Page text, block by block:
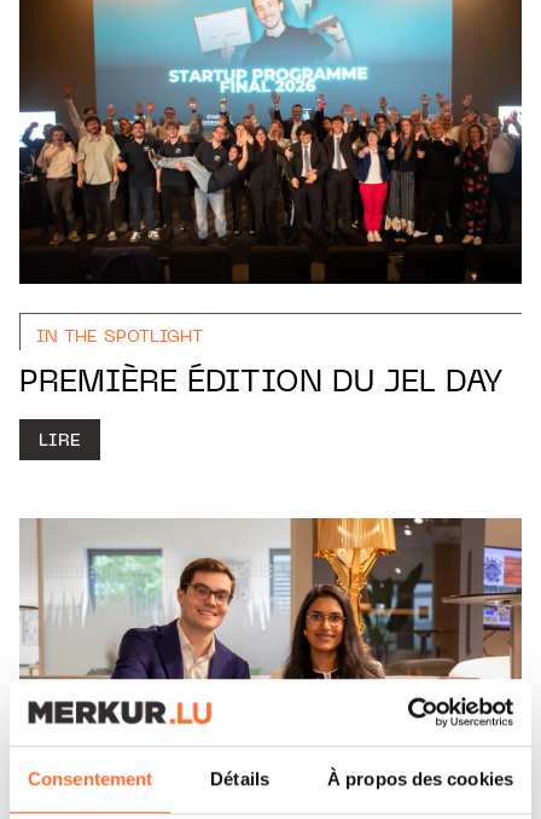
Consentement Détails À propos des cookies
IN THE SPOTLIGHT
PREMIÈRE ÉDITION DU JEL DAY
LIRE